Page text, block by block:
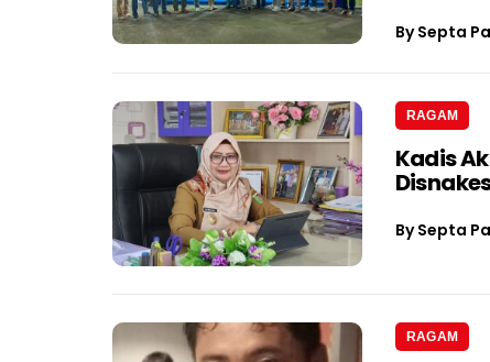
BySepta
RAGAM
Kadis
BySepta
RAGAM